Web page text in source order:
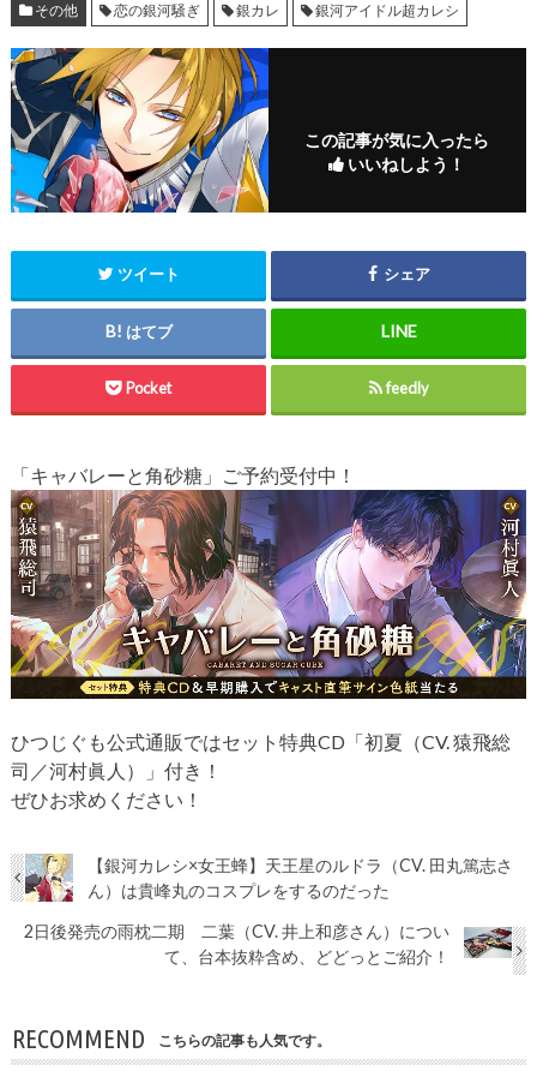
その他 恋の銀河騒ぎ 銀カレ 銀河アイドル超カレシ
この記事が気に入ったら
いいねしよう！
ツイート シェア
はてブ
Pocket feedly
「キャバレーと角砂糖」ご予約受付中！
ひつじぐも公式通販ではセット特典CD「初夏（CV. 猿飛総
司／河村眞人）」付き！
ぜひお求めください！
【銀河カレシ×女王蜂】天王星のルドラ（CV. 田丸篤志さ
ん）は貴峰丸のコスプレをするのだった
2日後発売の雨枕二期 二葉（CV. 井上和彦さん）につい
て、台本抜粋含め、どどっとご紹介！
RECOMMEND こちらの記事も人気です。